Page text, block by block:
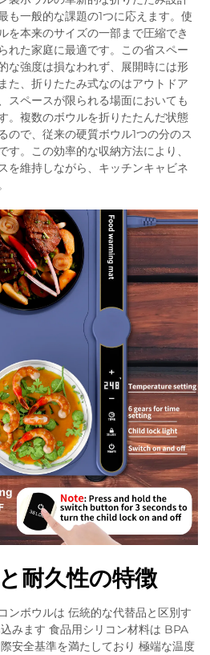
も一般的な課題の1つに応えます。使
を本来のサイズの一部まで圧縮でき
れた家庭に最適です。この省スペー
な強度は損なわれず、展開時には形
た、折りたたみ式なのはアウトドア
スペースが限られる場面においても
。複数のボウルを折りたたんだ状態
ので、従来の硬質ボウル1つの分のス
。この効率的な収納方法により、
を維持しながら、キッチンキャビネ
耐久性の特徴
ンボウルは 伝統的な代替品と区別す
みます 食品用シリコン材料は BPA
安全基準を満たしており 極端な温度